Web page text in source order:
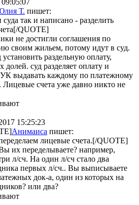
Т. пишет:
так и написано - разделить
QUOTE]
не достигли соглашения по
своим жильем, потому идут в суд.
установить раздельную оплату,
долей. суд разделяет оплату и
УК выдавать каждому по платежному
Лицевые счета уже давно никто не
15:25:23
Анимаиса пишет:
лицевые счета.[/QUOTE]
их переделываете? например,
л/сч. На один л/сч стало два
первых л/сч.. Вы выписываете
док-а, один из которых на
или два?